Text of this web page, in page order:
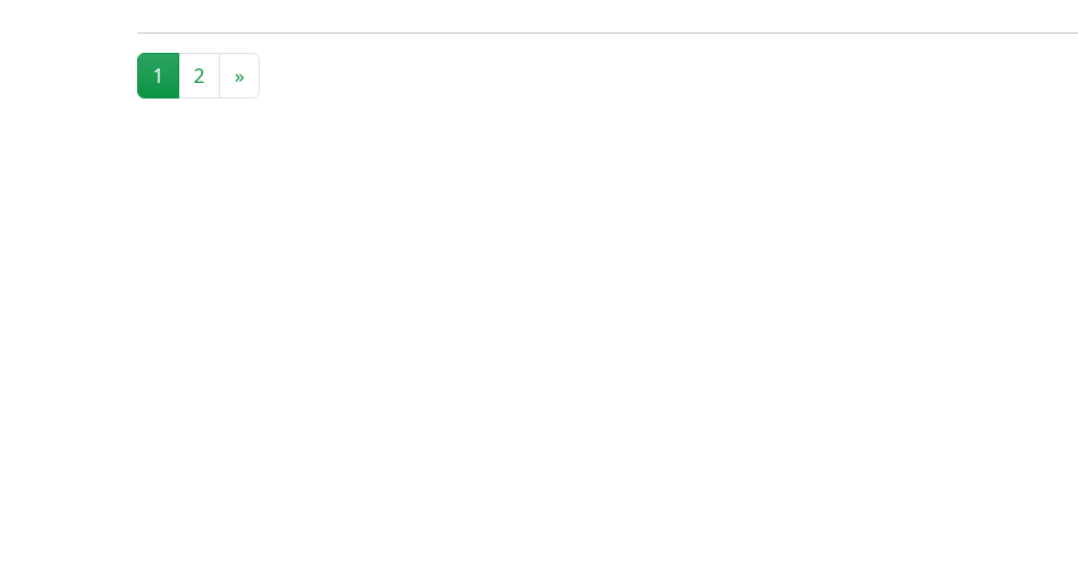
Posts navigation
1 2 »